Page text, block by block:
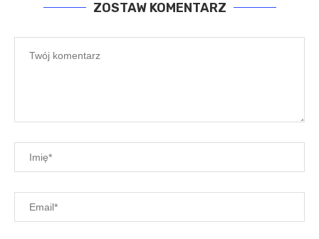
ZOSTAW KOMENTARZ